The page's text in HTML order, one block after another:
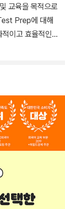
교육을 목적으로
Prep에 대해
이고 효율적인